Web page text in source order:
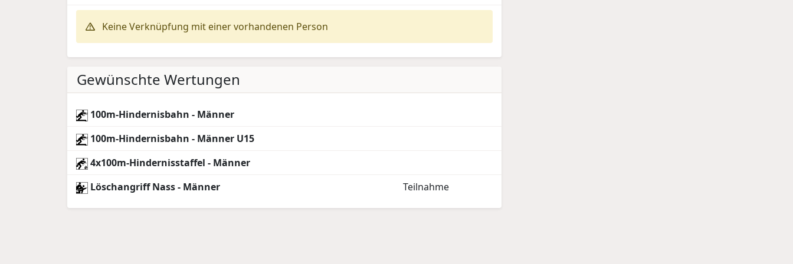
Keine Verknüpfung mit einer vorhandenen Person
Gewünschte Wertungen
100m-Hindernisbahn - Männer
100m-Hindernisbahn - Männer U15
4x100m-Hindernisstaffel - Männer
Löschangriff Nass - Männer
Teilnahme